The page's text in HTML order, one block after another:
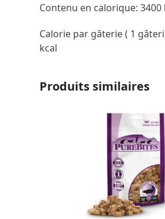
Contenu en calorique: 3400
Calorie par gâterie ( 1
kcal
Produits similaires